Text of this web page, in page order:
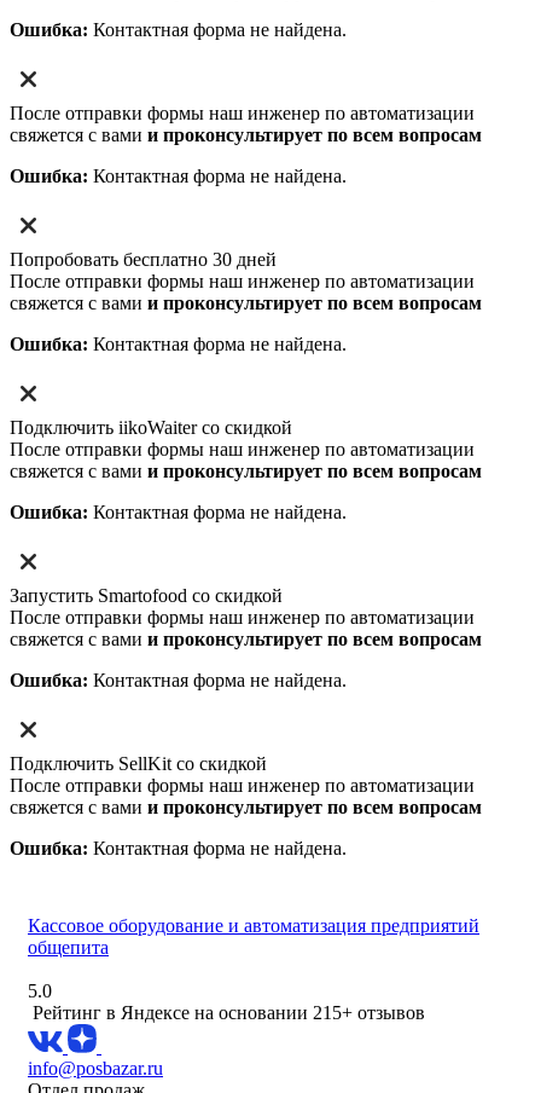
Ошибка: Контактная форма не найдена.
После отправки формы наш инженер по автоматизации
свяжется с вами и проконсультирует по всем вопросам
Ошибка: Контактная форма не найдена.
Попробовать бесплатно 30 дней
После отправки формы наш инженер по автоматизации
свяжется с вами и проконсультирует по всем вопросам
Ошибка: Контактная форма не найдена.
Подключить iikoWaiter со скидкой
После отправки формы наш инженер по автоматизации
свяжется с вами и проконсультирует по всем вопросам
Ошибка: Контактная форма не найдена.
Запустить Smartofood со скидкой
После отправки формы наш инженер по автоматизации
свяжется с вами и проконсультирует по всем вопросам
Ошибка: Контактная форма не найдена.
Подключить SellKit со скидкой
После отправки формы наш инженер по автоматизации
свяжется с вами и проконсультирует по всем вопросам
Ошибка: Контактная форма не найдена.
Кассовое оборудование и автоматизация предприятий
общепита
5.0
Рейтинг в Яндексе на основании 215+ отзывов
info@posbazar.ru